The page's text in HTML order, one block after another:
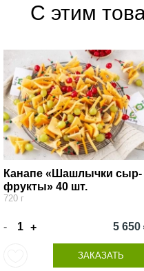
С этим
Канапе «Шашлычки сыр-
фрукты» 40 шт.
720 г
- + 5 650
ЗАКАЗАТЬ